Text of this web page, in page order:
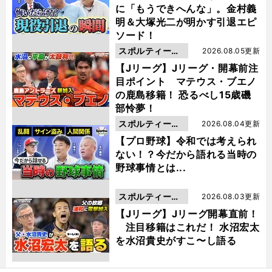
に「もうできへんな」。金村義
明＆大塚光二が明かす引退エピ
ソード！
【Jリーグ】Jリーグ・開幕前注
目ポイント マテウス・ブエノ
の鹿島移籍！ 恐るべし15歳磯
部怜夢！
2026.08.05更新
スポルティーバ
動画
【プロ野球】令和では考えられ
ない！？今だから語れる当時の
野球事情とは...
2026.08.04更新
スポルティーバ
動画
【Jリーグ】Jリーグ開幕直前！
注目移籍はこれだ！ 水沼宏太
を水沼貴史がすこ〜し語る
2026.08.03更新
スポルティーバ
動画